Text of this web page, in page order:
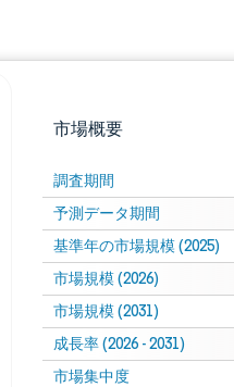
市場概要
調査期間
予測データ期間
基準年の市場規模 (2025)
市場規模 (2026)
市場規模 (2031)
成長率 (2026 - 2031)
市場集中度
BY 4.0の表示が必要です。